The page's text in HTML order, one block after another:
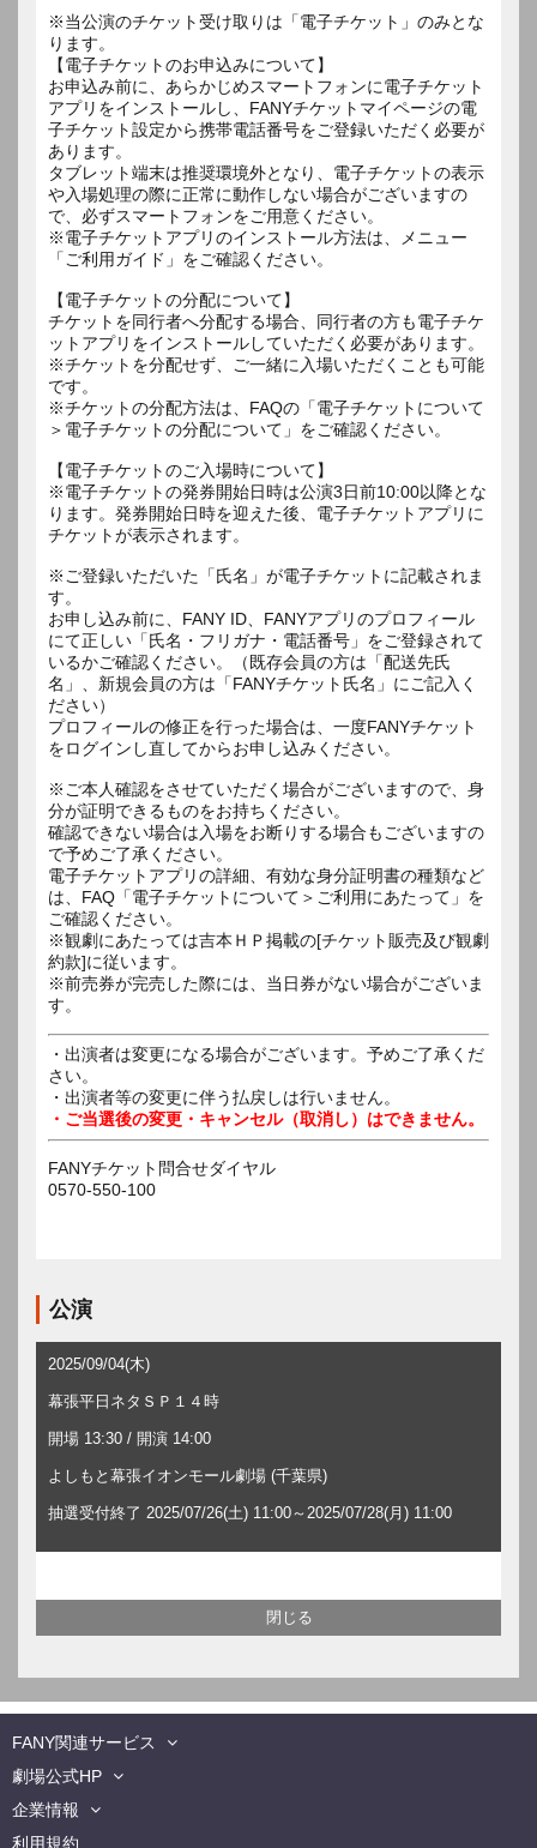
※当公演のチケット受け取りは「電子チケット」のみとな
ります。
【電子チケットのお申込みについて】
お申込み前に、あらかじめスマートフォンに電子チケット
アプリをインストールし、FANYチケットマイページの電
子チケット設定から携帯電話番号をご登録いただく必要が
あります。
タブレット端末は推奨環境外となり、電子チケットの表示
や入場処理の際に正常に動作しない場合がございますの
で、必ずスマートフォンをご用意ください。
※電子チケットアプリのインストール方法は、メニュー
「ご利用ガイド」をご確認ください。
【電子チケットの分配について】
チケットを同行者へ分配する場合、同行者の方も電子チケ
ットアプリをインストールしていただく必要があります。
※チケットを分配せず、ご一緒に入場いただくことも可能
です。
※チケットの分配方法は、FAQの「電子チケットについて
＞電子チケットの分配について」をご確認ください。
【電子チケットのご入場時について】
※電子チケットの発券開始日時は公演3日前10:00以降とな
ります。発券開始日時を迎えた後、電子チケットアプリに
チケットが表示されます。
※ご登録いただいた「氏名」が電子チケットに記載されま
す。
お申し込み前に、FANY ID、FANYアプリのプロフィール
にて正しい「氏名・フリガナ・電話番号」をご登録されて
いるかご確認ください。（既存会員の方は「配送先氏
名」、新規会員の方は「FANYチケット氏名」にご記入く
ださい）
プロフィールの修正を行った場合は、一度FANYチケット
をログインし直してからお申し込みください。
※ご本人確認をさせていただく場合がございますので、身
分が証明できるものをお持ちください。
確認できない場合は入場をお断りする場合もございますの
で予めご了承ください。
電子チケットアプリの詳細、有効な身分証明書の種類など
は、FAQ「電子チケットについて＞ご利用にあたって」を
ご確認ください。
※観劇にあたっては吉本ＨＰ掲載の[チケット販売及び観劇
約款]に従います。
※前売券が完売した際には、当日券がない場合がございま
す。
・出演者は変更になる場合がございます。予めご了承くだ
さい。
・出演者等の変更に伴う払戻しは行いません。
・ご当選後の変更・キャンセル（取消し）はできません。
FANYチケット問合せダイヤル
0570-550-100
公演
2025/09/04(木)
幕張平日ネタＳＰ１４時
開場 13:30 / 開演 14:00
よしもと幕張イオンモール劇場 (千葉県)
抽選受付終了 2025/07/26(土) 11:00～2025/07/28(月) 11:00
FANY関連サービス
劇場公式HP
企業情報
利用規約